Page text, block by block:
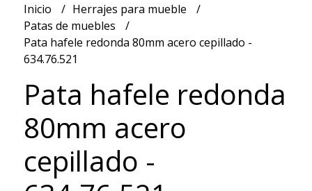
Inicio
Herrajes para mueble
Patas de muebles
Pata hafele redonda 80mm acero cepillado -
634.76.521
Pata hafele redonda
80mm acero
cepillado -